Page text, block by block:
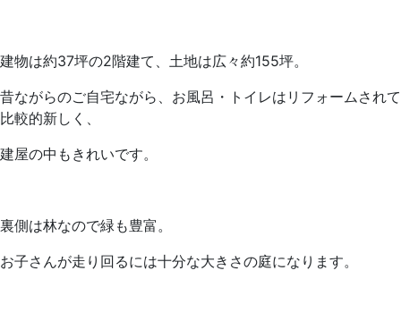
建物は約37坪の2階建て、土地は広々約155坪。
昔ながらのご自宅ながら、お風呂・トイレはリフォームされて
比較的新しく、
建屋の中もきれいです。
裏側は林なので緑も豊富。
お子さんが走り回るには十分な大きさの庭になります。